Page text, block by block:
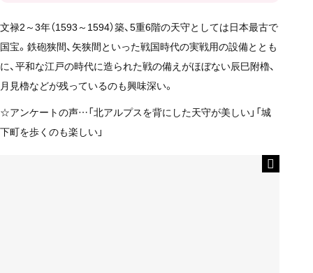
文禄2～3年（1593～1594）築、5重6階の天守としては日本最古で
国宝。鉄砲狭間、矢狭間といった戦国時代の実戦用の設備ととも
に、平和な江戸の時代に造られた戦の備えがほぼない辰巳附櫓、
月見櫓などが残っているのも興味深い。
☆アンケートの声…「北アルプスを背にした天守が美しい」「城
下町を歩くのも楽しい」